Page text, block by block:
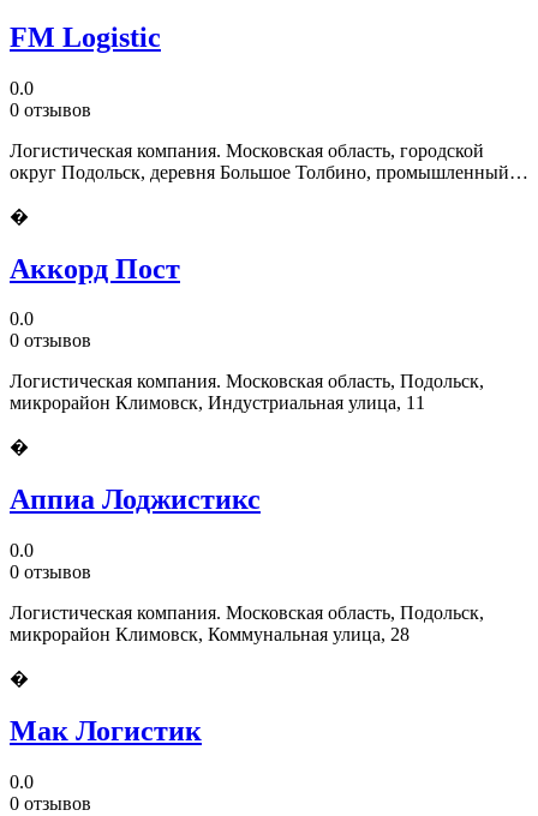
FM Logistic
0.0
0 отзывов
Логистическая компания. Московская область, городской
округ Подольск, деревня Большое Толбино, промышленный
�
Аккорд Пост
0.0
0 отзывов
Логистическая компания. Московская область, Подольск,
микрорайон Климовск, Индустриальная улица, 11
�
Аппиа Лоджистикс
0.0
0 отзывов
Логистическая компания. Московская область, Подольск,
микрорайон Климовск, Коммунальная улица, 28
�
Мак Логистик
0.0
0 отзывов